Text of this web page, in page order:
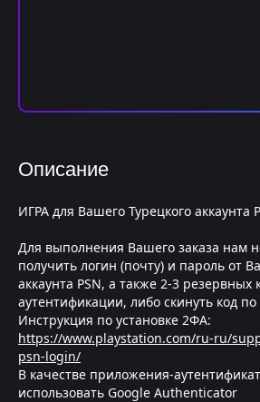
Описание
ИГРА для Вашего Турецкого аккаунта
Для выполнения Вашего заказа нам
получить логин (почту) и пароль от
аккаунта PSN, а также 2-3 резервных
аутентификации, либо скинуть код по
Инструкция по установке 2ФА:
https://www.playstation.com/ru-ru/
psn-login/
В качестве приложения-
использовать Google Authenticator